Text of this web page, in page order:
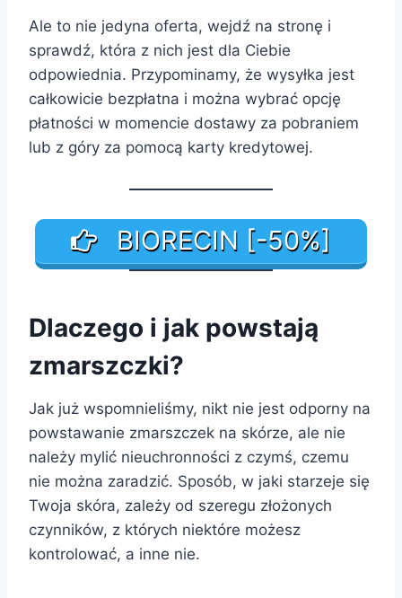
Ale to nie jedyna oferta, wejdź na stronę i
sprawdź, która z nich jest dla Ciebie
odpowiednia. Przypominamy, że wysyłka jest
całkowicie bezpłatna i można wybrać opcję
płatności w momencie dostawy za pobraniem
lub z góry za pomocą karty kredytowej.
BIORECIN [-50%]
Dlaczego i jak powstają
zmarszczki?
Jak już wspomnieliśmy, nikt nie jest odporny na
powstawanie zmarszczek na skórze, ale nie
należy mylić nieuchronności z czymś, czemu
nie można zaradzić. Sposób, w jaki starzeje się
Twoja skóra, zależy od szeregu złożonych
czynników, z których niektóre możesz
kontrolować, a inne nie.